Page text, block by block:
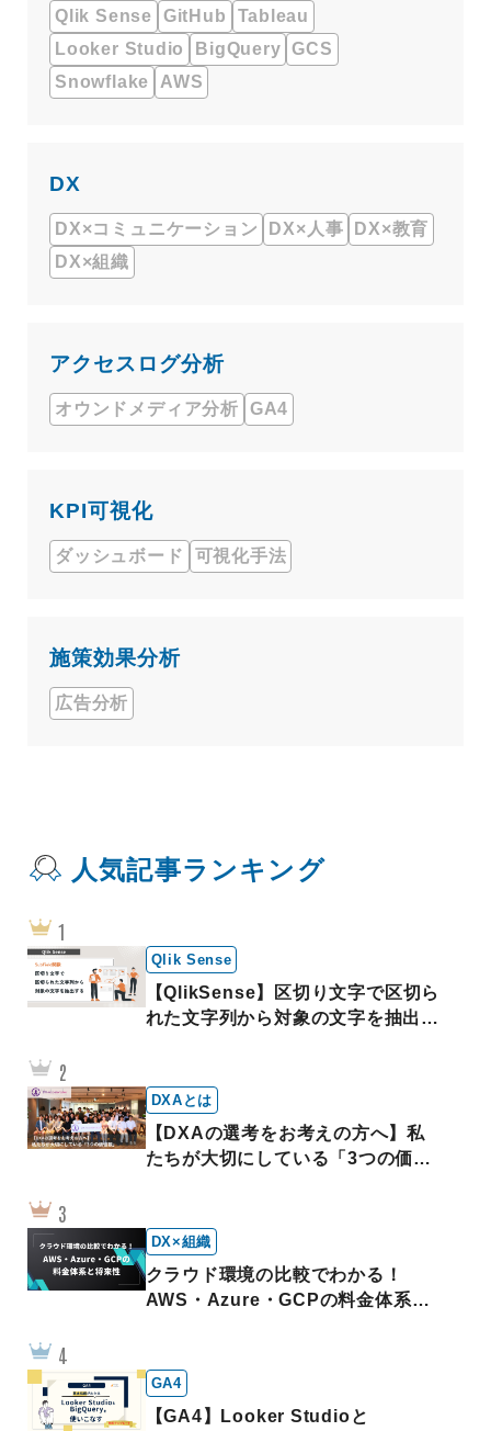
人気記事ランキング
Qlik Sense
【QlikSense】区切り文字で区切ら
れた文字列から対象の文字を抽出す
DXAとは
【DXAの選考をお考えの方へ】私
たちが大切にしている「3つの価値
DX×組織
クラウド環境の比較でわかる！
AWS・Azure・GCPの料金体系と
GA4
【GA4】Looker Studioと
Qlik Sense GitHub
Tableau
Looker Studio
BigQuery
GCS
Snowflake
AWS
DX
DX×コミュニケーション DX×人事
DX×教育
DX×組織
アクセスログ分析
オウンドメディア分析 GA4
KPI可視化
ダッシュボード 可視化手法
施策効果分析
広告分析